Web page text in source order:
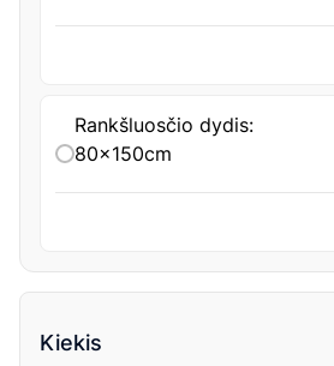
Rankšluosčio dydis:
80x150cm
Kiekis